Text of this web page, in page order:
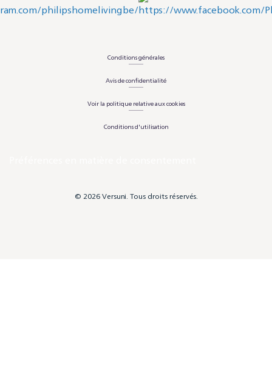
Conditions générales
Avis de confidentialité
Voir la politique relative aux cookies
Conditions d'utilisation
© 2026 Versuni. Tous droits réservés.